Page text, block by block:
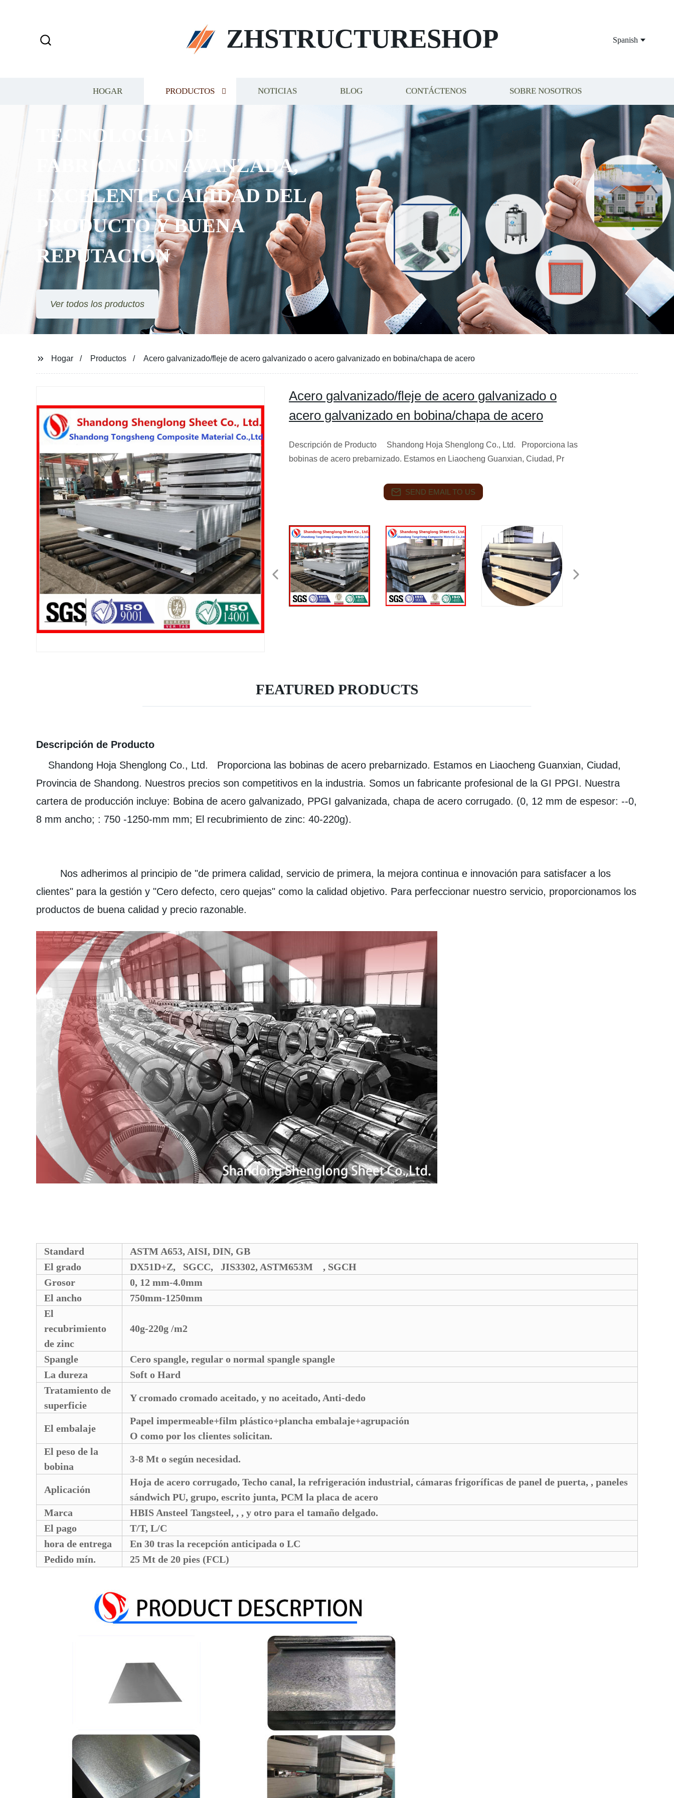
ZHSTRUCTURESHOP Spanish
HOGAR PRODUCTOS NOTICIAS BLOG CONTÁCTENOS SOBRE NOSOTROS
TECNOLOGÍA DE
FABRICACIÓN AVANZADA,
EXCELENTE CALIDAD DEL
PRODUCTO Y BUENA
REPUTACIÓN
Ver todos los productos
Hogar Productos Acero galvanizado/fleje de acero galvanizado o acero galvanizado en bobina/chapa de acero
Acero galvanizado/fleje de acero galvanizado o
acero galvanizado en bobina/chapa de acero
Descripción de Producto Shandong Hoja Shenglong Co., Ltd. Proporciona las
bobinas de acero prebarnizado. Estamos en Liaocheng Guanxian, Ciudad, Pr
SEND EMAIL TO US
FEATURED PRODUCTS
Descripción de Producto
Shandong Hoja Shenglong Co., Ltd. Proporciona las bobinas de acero prebarnizado. Estamos en Liaocheng Guanxian, Ciudad,
Provincia de Shandong. Nuestros precios son competitivos en la industria. Somos un fabricante profesional de la GI PPGI. Nuestra
cartera de producción incluye: Bobina de acero galvanizado, PPGI galvanizada, chapa de acero corrugado. (0, 12 mm de espesor: --0,
8 mm ancho; : 750 -1250-mm mm; El recubrimiento de zinc: 40-220g).
Nos adherimos al principio de "de primera calidad, servicio de primera, la mejora continua e innovación para satisfacer a los
clientes" para la gestión y "Cero defecto, cero quejas" como la calidad objetivo. Para perfeccionar nuestro servicio, proporcionamos los
productos de buena calidad y precio razonable.
Standard
ASTM A653, AISI, DIN, GB
El grado
DX51D+Z, SGCC, JIS3302, ASTM653M , SGCH
Grosor
0, 12 mm-4.0mm
El ancho
750mm-1250mm
El
recubrimiento
de zinc
40g-220g /m2
Spangle
Cero spangle, regular o normal spangle spangle
La dureza
Soft o Hard
Tratamiento de
superficie
Y cromado cromado aceitado, y no aceitado, Anti-dedo
El embalaje
Papel impermeable+film plástico+plancha embalaje+agrupación
O como por los clientes solicitan.
El peso de la
bobina
3-8 Mt o según necesidad.
Aplicación
Hoja de acero corrugado, Techo canal, la refrigeración industrial, cámaras frigoríficas de panel de puerta, , paneles
sándwich PU, grupo, escrito junta, PCM la placa de acero
Marca
HBIS Ansteel Tangsteel, , , y otro para el tamaño delgado.
El pago
T/T, L/C
hora de entrega
En 30 tras la recepción anticipada o LC
Pedido mín.
25 Mt de 20 pies (FCL)